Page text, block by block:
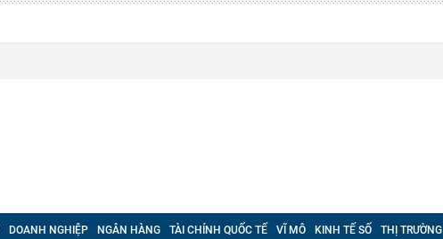
DOANH NGHIỆP NGÂN HÀNG TÀI CHÍNH QUỐC TẾ VĨ MÔ KINH TẾ SỐ THỊ TRƯỜNG